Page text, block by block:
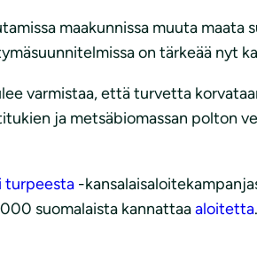
maakunnissa muuta
on tärkeää nyt
varmistaa, että turvetta
ja metsäbiomassan polton
turpeesta -
suomalaista kannattaaaloitetta.